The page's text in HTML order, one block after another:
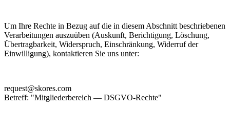
Um Ihre Rechte in Bezug auf die in diesem Abschnitt beschriebenen
Verarbeitungen auszuüben (Auskunft, Berichtigung, Löschung,
Übertragbarkeit, Widerspruch, Einschränkung, Widerruf der
Einwilligung), kontaktieren Sie uns unter:
request@skores.com
Betreff: "Mitgliederbereich — DSGVO-Rechte"